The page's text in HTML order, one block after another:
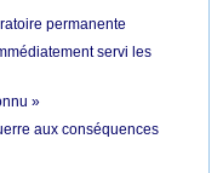
permanente
servi les
»
aux conséquences